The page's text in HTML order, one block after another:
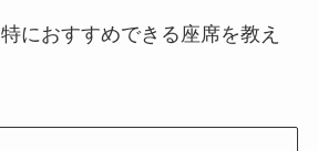
におすすめできる座席を教え